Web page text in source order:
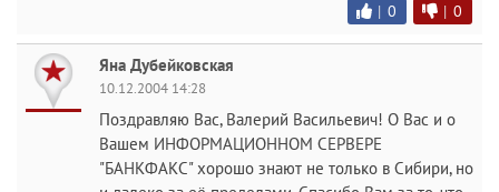
| 0 | 0
Яна Дубейковская
10.12.2004 14:28
Поздравляю Вас, Валерий Васильевич! О Вас и о
Вашем ИНФОРМАЦИОННОМ СЕРВЕРЕ
"БАНКФАКС" хорошо знают не только в Сибири, но